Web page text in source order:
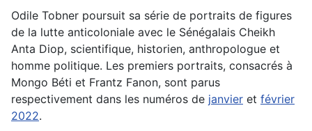
Odile Tobner poursuit sa série de portraits de figures
de la lutte anticoloniale avec le Sénégalais Cheikh
Anta Diop, scientifique, historien, anthropologue et
homme politique. Les premiers portraits, consacrés à
Mongo Béti et Frantz Fanon, sont parus
respectivement dans les numéros de janvier et février
2022.